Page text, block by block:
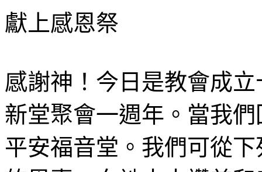
獻上感恩祭
感謝神！今日是教會成
新堂聚會一週年。當我
平安福音堂。我們可從